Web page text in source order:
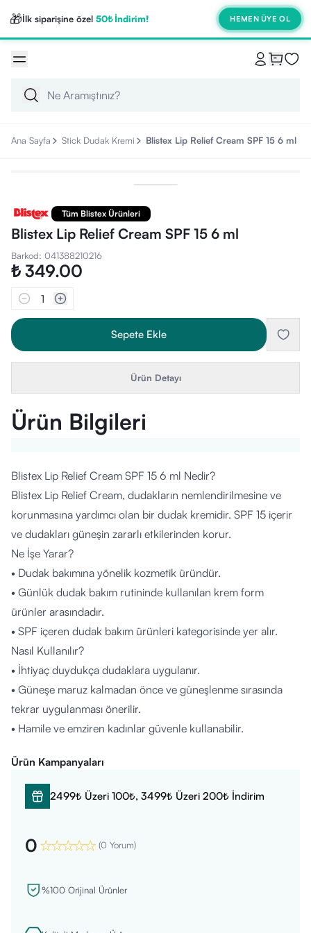
🎁İlk siparişine özel 50₺ İndirim! HEMEN ÜYE OL
Ana Sayfa Stick Dudak Kremi Blistex Lip Relief Cream SPF 15 6 ml
Tüm Blistex Ürünleri
Blistex Lip Relief Cream SPF 15 6 ml
Barkod: 041388210216
₺ 349.00
1
Sepete Ekle
Ürün Detayı
Ürün Bilgileri
Blistex Lip Relief Cream SPF 15 6 ml Nedir?
Blistex Lip Relief Cream, dudakların nemlendirilmesine ve
korunmasına yardımcı olan bir dudak kremidir. SPF 15 içerir
ve dudakları güneşin zararlı etkilerinden korur.
Ne İşe Yarar?
• Dudak bakımına yönelik kozmetik üründür.
• Günlük dudak bakım rutininde kullanılan krem form
ürünler arasındadır.
• SPF içeren dudak bakım ürünleri kategorisinde yer alır.
Nasıl Kullanılır?
• İhtiyaç duydukça dudaklara uygulanır.
• Güneşe maruz kalmadan önce ve güneşlenme sırasında
tekrar uygulanması önerilir.
• Hamile ve emziren kadınlar güvenle kullanabilir.
• Dudak nemlendirme ve koruma ihtiyacı olan herkes.
• Güneşe maruz kalan bireyler.
• Hamile ve emziren kadınlar için uygundur.
alınmalıdır.
• Dimethicone – 2%
Ürün Kampanyaları
2499₺ Üzeri 100₺, 3499₺ Üzeri 200₺ İndirim
0 (0 Yorum)
%100 Orijinal Ürünler